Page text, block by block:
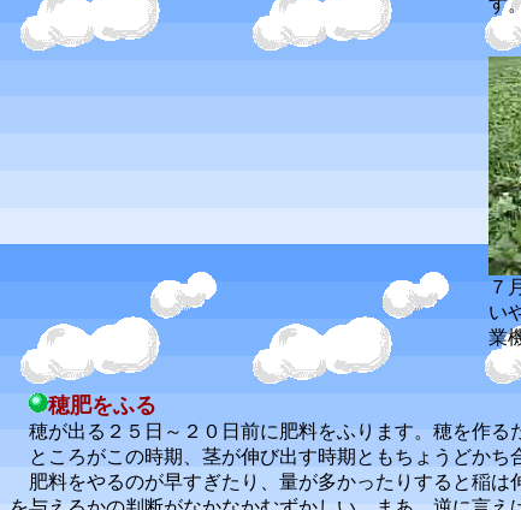
す
７
い
業
穂肥をふる
穂が出る２５日～２０日前に肥料をふります。穂を作る
ところがこの時期、茎が伸び出す時期ともちょうどかち
肥料をやるのが早すぎたり、量が多かったりすると稲は